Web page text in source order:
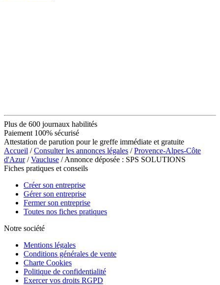
Plus de 600 journaux habilités
Paiement 100% sécurisé
Attestation de parution pour le greffe immédiate et gratuite
Accueil /Consulter les annonces légales /Provence-Alpes-Côte
d'Azur/Vaucluse / Annonce déposée : SPS SOLUTIONS
Fiches pratiques et conseils
Créer son entreprise
Gérer son entreprise
Fermer son entreprise
Toutes nos fiches pratiques
Notre société
Mentions légales
Conditions générales de vente
Charte Cookies
Politique de confidentialité
Exercer vos droits RGPD